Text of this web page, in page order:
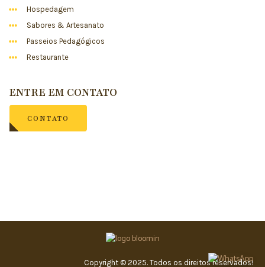
Hospedagem
Sabores & Artesanato
Passeios Pedagógicos
Restaurante
ENTRE EM CONTATO
CONTATO
Copyright © 2025. Todos os direitos reservados!